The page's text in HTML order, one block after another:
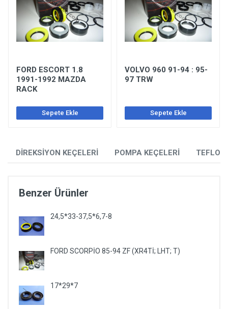
DİREKSİYON KEÇELERİ POMPA KEÇELERİ
Benzer Ürünler
24,5*33-37,5*6,7-8
FORD SCORPİO 85-94 ZF (XR4Tİ; LHT; T)
17*29*7
FORD ESCORT 1.8
1991-1992 MAZDA
RACK
Sepete Ekle
VOLVO 960 91-94 : 95-
97 TRW
Sepete Ekle